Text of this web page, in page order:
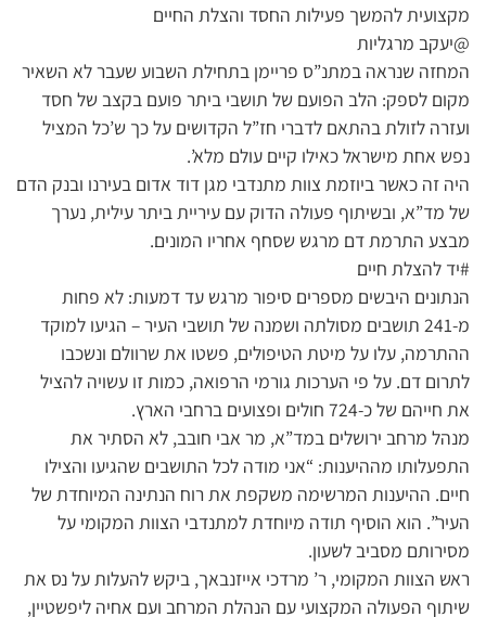
מקצועית להמשך פעילות החסד והצלת החיים
@יעקב מרגליות
המחזה שנראה במתנ”ס פריימן בתחילת השבוע שעבר לא השאיר
מקום לספק: הלב הפועם של תושבי ביתר פועם בקצב של חסד
ועזרה לזולת בהתאם לדברי חז”ל הקדושים על כך ש’כל המציל
נפש אחת מישראל כאילו קיים עולם מלא’.
היה זה כאשר ביוזמת צוות מתנדבי מגן דוד אדום בעירנו ובנק הדם
של מד”א, ובשיתוף פעולה הדוק עם עיריית ביתר עילית, נערך
מבצע התרמת דם מרגש שסחף אחריו המונים.
#יד להצלת חיים
הנתונים היבשים מספרים סיפור מרגש עד דמעות: לא פחות
מ-241 תושבים מסולתה ושמנה של תושבי העיר – הגיעו למוקד
ההתרמה, עלו על מיטת הטיפולים, פשטו את שרוולם ונשכבו
לתרום דם. על פי הערכות גורמי הרפואה, כמות זו עשויה להציל
את חייהם של כ-724 חולים ופצועים ברחבי הארץ.
מנהל מרחב ירושלים במד”א, מר אבי חובב, לא הסתיר את
התפעלותו מההיענות: “אני מודה לכל התושבים שהגיעו והצילו
חיים. ההיענות המרשימה משקפת את רוח הנתינה המיוחדת של
העיר”. הוא הוסיף תודה מיוחדת למתנדבי הצוות המקומי על
מסירותם מסביב לשעון.
ראש הצוות המקומי, ר’ מרדכי אייזנבאך, ביקש להעלות על נס את
שיתוף הפעולה המקצועי עם הנהלת המרחב ועם אחיה ליפשטיין,